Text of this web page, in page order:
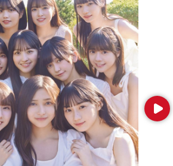
Next